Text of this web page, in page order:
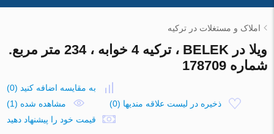
املاک و مستغلات در ترکیه
ویلا در BELEK ، ترکیه 4 خوابه ، 234 متر مربع.
شماره 178709
به مقایسه اضافه کنید (
0
)
ذخیره در لیست علاقه مندیها (
0
)
مشاهده شده (1)
قیمت خود را پیشنهاد دهید